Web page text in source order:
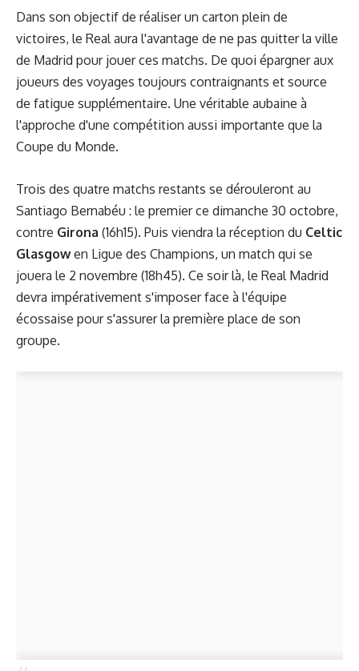
Dans son objectif de réaliser un carton plein de
victoires, le Real aura l'avantage de ne pas quitter la ville
de Madrid pour jouer ces matchs. De quoi épargner aux
joueurs des voyages toujours contraignants et source
de fatigue supplémentaire. Une véritable aubaine à
l'approche d'une compétition aussi importante que la
Coupe du Monde.
Trois des quatre matchs restants se dérouleront au
Santiago Bernabéu : le premier ce dimanche 30 octobre,
contre Girona (16h15). Puis viendra la réception du Celtic
Glasgowen Ligue des Champions, un match qui se
jouera le 2 novembre (18h45). Ce soir là, le Real Madrid
devra impérativement s'imposer face à l'équipe
écossaise pour s'assurer la première place de son
groupe.